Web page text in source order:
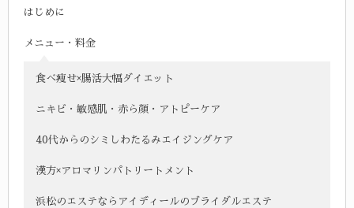
はじめに
メニュー・料金
食べ痩せ×腸活大幅ダイエット
ニキビ・敏感肌・赤ら顔・アトピーケア
40代からのシミしわたるみエイジングケア
漢方×アロマリンパトリートメント
浜松のエステならアイディールのブライダルエステ